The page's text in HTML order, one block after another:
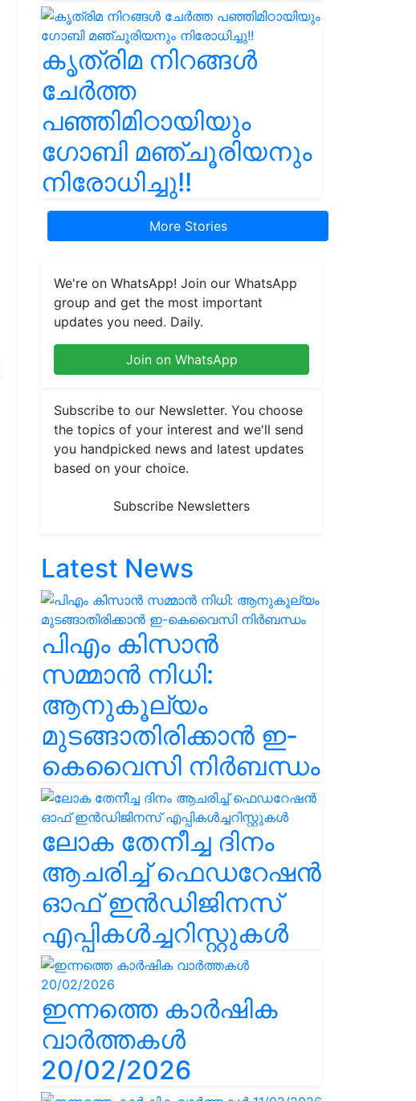
കൃത്രിമ നിറങ്ങൾ
ചേർത്ത
പഞ്ഞിമിഠായിയും
ഗോബി മഞ്ചൂരിയനും
നിരോധിച്ചു!!
More Stories
We're on WhatsApp! Join our WhatsApp
group and get the most important
updates you need. Daily.
Join on WhatsApp
Subscribe to our Newsletter. You choose
the topics of your interest and we'll send
you handpicked news and latest updates
based on your choice.
Subscribe Newsletters
Latest News
പിഎം കിസാൻ
സമ്മാൻ നിധി:
ആനുകൂല്യം
മുടങ്ങാതിരിക്കാൻ ഇ-
കെവൈസി നിർബന്ധം
ലോക തേനീച്ച ദിനം
ആചരിച്ച് ഫെഡറേഷൻ
ഓഫ് ഇൻഡിജിനസ്
എപ്പികൾച്ചറിസ്റ്റുകൾ
ഇന്നത്തെ കാർഷിക
വാർത്തകൾ
20/02/2026